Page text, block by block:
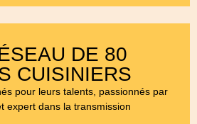
DE 80
CUISINIERS
pour leurs talents, passionnés par
expert dans la transmission